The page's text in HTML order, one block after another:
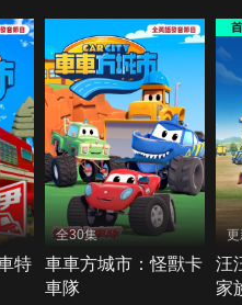
特
全30集
車車方城市：怪獸卡
車隊
汪
家